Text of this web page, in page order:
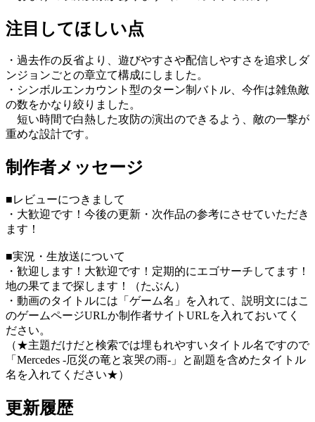
注目してほしい点
・過去作の反省より、遊びやすさや配信しやすさを追求しダ
ンジョンごとの章立て構成にしました。
・シンボルエンカウント型のターン制バトル、今作は雑魚敵
の数をかなり絞りました。
短い時間で白熱した攻防の演出のできるよう、敵の一撃が
重めな設計です。
制作者メッセージ
■レビューにつきまして
・大歓迎です！今後の更新・次作品の参考にさせていただき
ます！
■実況・生放送について
・歓迎します！大歓迎です！定期的にエゴサーチしてます！
地の果てまで探します！（たぶん）
・動画のタイトルには「ゲーム名」を入れて、説明文にはこ
のゲームページURLか制作者サイトURLを入れておいてく
ださい。
（★主題だけだと検索では埋もれやすいタイトル名ですので
「Mercedes -厄災の竜と哀哭の雨-」と副題を含めたタイトル
名を入れてください★）
更新履歴